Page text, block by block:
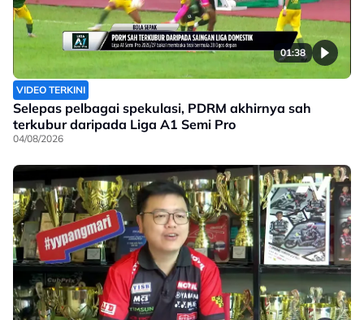
01:38
VIDEO TERKINI
Selepas pelbagai spekulasi, PDRM akhirnya sah
terkubur daripada Liga A1 Semi Pro
04/08/2026